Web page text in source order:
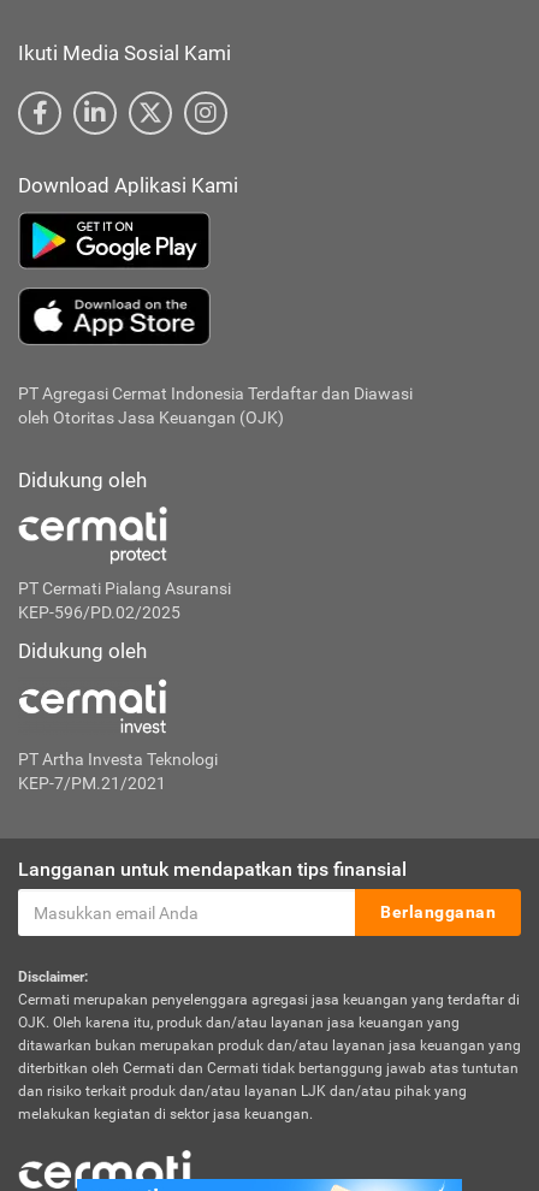
Ikuti Media Sosial Kami
Download Aplikasi Kami
PT Agregasi Cermat Indonesia Terdaftar dan Diawasi
oleh Otoritas Jasa Keuangan (OJK)
Didukung oleh
PT Cermati Pialang Asuransi
KEP-596/PD.02/2025
Didukung oleh
PT Artha Investa Teknologi
KEP-7/PM.21/2021
Langganan untuk mendapatkan tips finansial
Berlangganan
Disclaimer:
Cermati merupakan penyelenggara agregasi jasa keuangan yang terdaftar di
OJK. Oleh karena itu, produk dan/atau layanan jasa keuangan yang
ditawarkan bukan merupakan produk dan/atau layanan jasa keuangan yang
diterbitkan oleh Cermati dan Cermati tidak bertanggung jawab atas tuntutan
dan risiko terkait produk dan/atau layanan LJK dan/atau pihak yang
melakukan kegiatan di sektor jasa keuangan.